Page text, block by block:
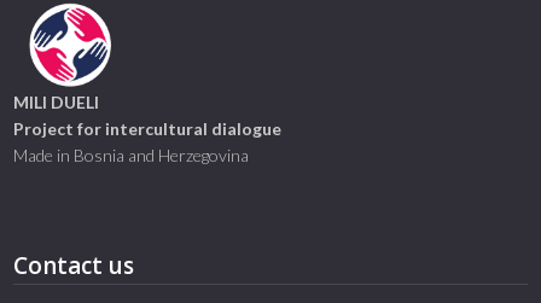
MILI DUELI
Project for intercultural dialogue
Made in Bosnia and Herzegovina
Contact us